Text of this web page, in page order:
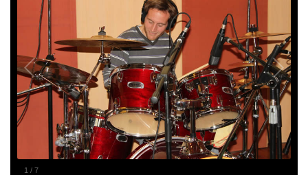
1 / 7